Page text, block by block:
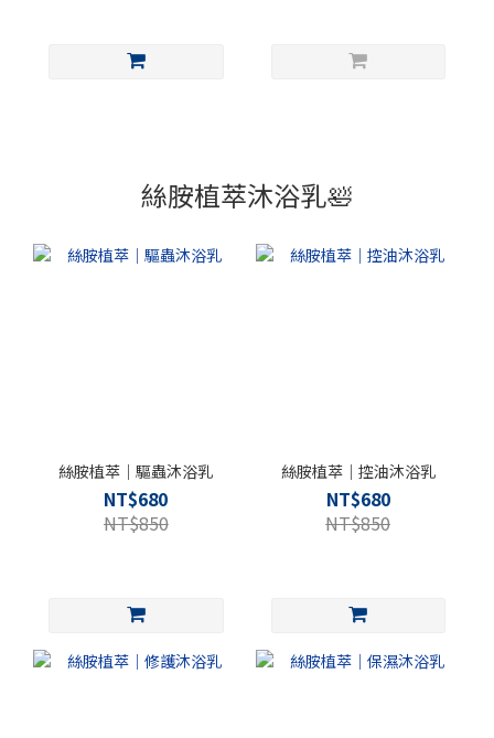
絲胺植萃沐浴乳🛀
絲胺植萃｜驅蟲沐浴乳
NT$680
NT$850
絲胺植萃｜控油沐浴乳
NT$680
NT$850